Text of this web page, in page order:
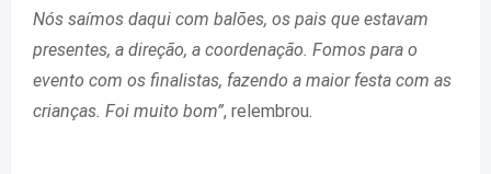
Nós saímos daqui com balões, os pais que estavam
presentes, a direção, a coordenação. Fomos para o
evento com os finalistas, fazendo a maior festa com as
crianças. Foi muito bom”, relembrou.